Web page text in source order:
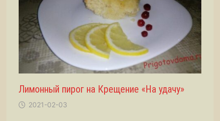
Лимонный пирог на Крещение «На удачу»
2021-02-03